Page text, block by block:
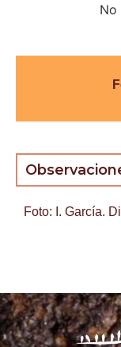
No
Foto: I. García.